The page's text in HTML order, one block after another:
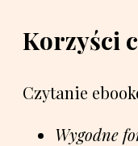
Korzyści
Czytanie
Wygodne